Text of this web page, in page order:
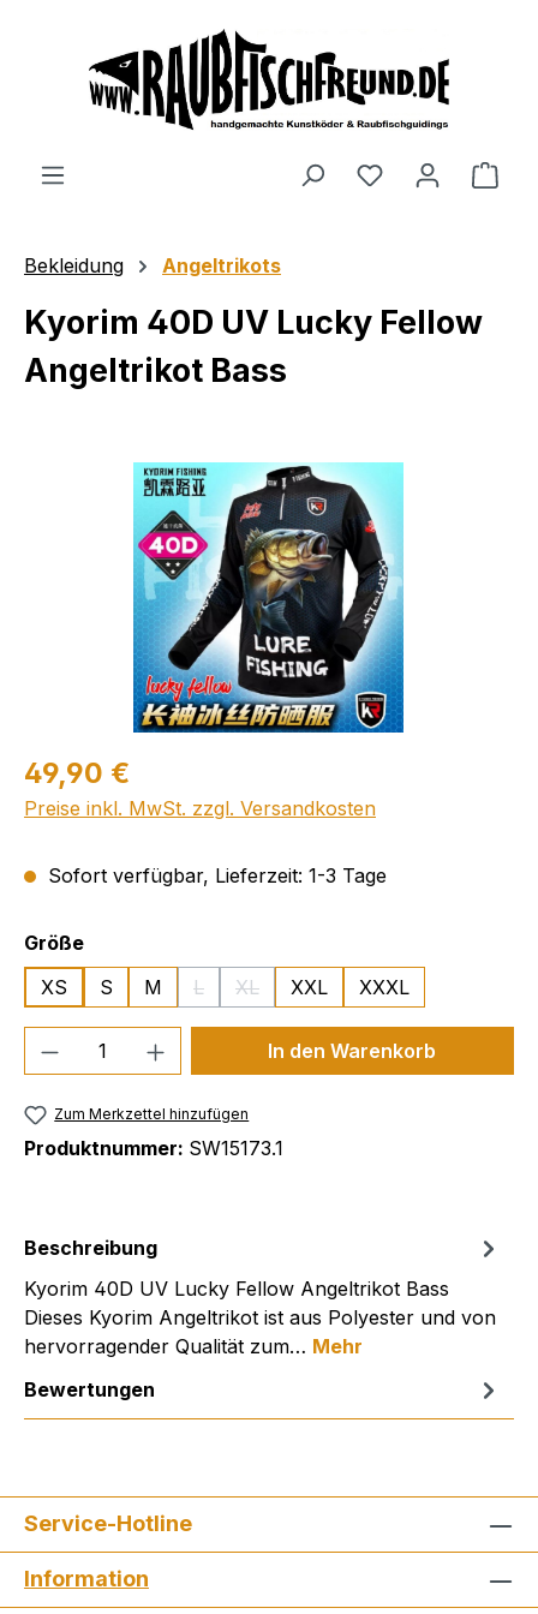
Bekleidung Angeltrikots
Kyorim 40D UV Lucky Fellow
Angeltrikot Bass
Bildergalerie überspringen
49,90 €
Preise inkl. MwSt. zzgl. Versandkosten
Sofort verfügbar, Lieferzeit: 1-3 Tage
Größeauswählen
XS
S M L
(Diese Option ist zurzeit nicht verfügbar.)
XL
(Diese Option ist zurzeit nicht
XXL XXXL
Produkt Anzahl: Gib denIn den Warenkorb
Zum Merkzettel hinzufügen
Produktnummer: SW15173.1
Beschreibung
Kyorim 40D UV Lucky Fellow Angeltrikot Bass
Dieses Kyorim Angeltrikot ist aus Polyester und von
hervorragender Qualität zum… Mehr
Bewertungen
Service-Hotline
Information